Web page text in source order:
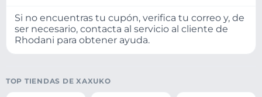
Si no encuentras tu cupón, verifica tu correo y, de
ser necesario, contacta al servicio al cliente de
Rhodani para obtener ayuda.
TOP TIENDAS DE XAXUKO